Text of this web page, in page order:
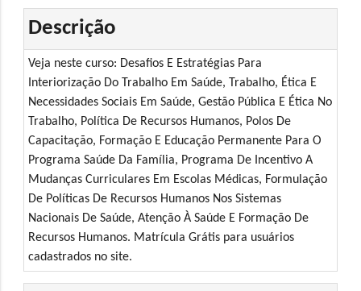
Descrição
Veja neste curso: Desafios E Estratégias Para
Interiorização Do Trabalho Em Saúde, Trabalho, Ética E
Necessidades Sociais Em Saúde, Gestão Pública E Ética No
Trabalho, Política De Recursos Humanos, Polos De
Capacitação, Formação E Educação Permanente Para O
Programa Saúde Da Família, Programa De Incentivo A
Mudanças Curriculares Em Escolas Médicas, Formulação
De Políticas De Recursos Humanos Nos Sistemas
Nacionais De Saúde, Atenção À Saúde E Formação De
Recursos Humanos. Matrícula Grátis para usuários
cadastrados no site.